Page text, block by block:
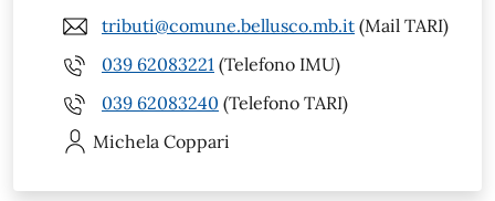
tributi@comune.bellusco.mb.it (Mail TARI)
039 62083221 (Telefono IMU)
039 62083240 (Telefono TARI)
Michela Coppari